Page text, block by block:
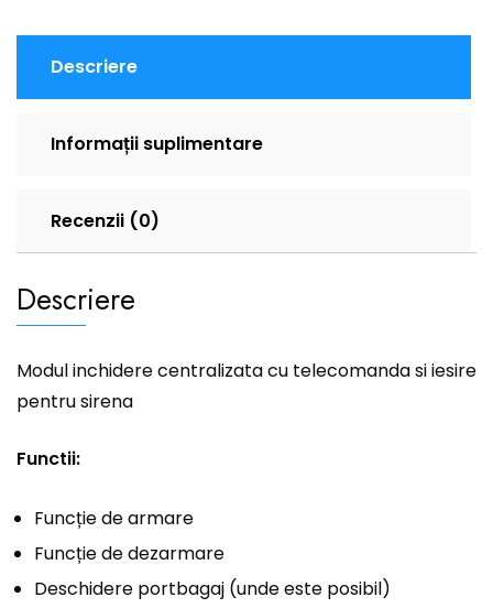
Descriere
Informații suplimentare
Recenzii (0)
Descriere
Modul inchidere centralizata cu telecomanda si iesire
pentru sirena
Functii:
Funcție de armare
Funcție de dezarmare
Deschidere portbagaj (unde este posibil)